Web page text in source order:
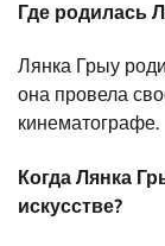
Где родилась
Лянка Грыу
она провела
кинематографе.
Когда Лянка
искусстве?